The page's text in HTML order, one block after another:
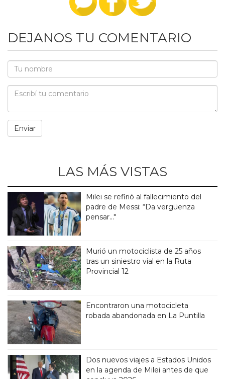
DEJANOS TU COMENTARIO
LAS MÁS VISTAS
Milei se refirió al fallecimiento del
padre de Messi: “Da vergüenza
pensar..."
Murió un motociclista de 25 años
tras un siniestro vial en la Ruta
Provincial 12
Encontraron una motocicleta
robada abandonada en La Puntilla
Dos nuevos viajes a Estados Unidos
en la agenda de Milei antes de que